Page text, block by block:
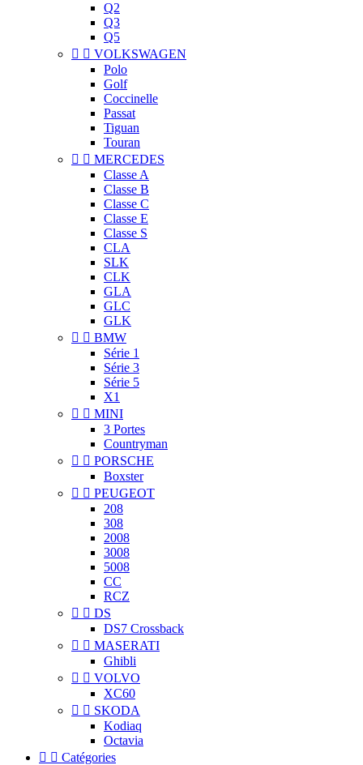
Q2
Q3
Q5
  VOLKSWAGEN
Polo
Golf
Coccinelle
Passat
Tiguan
Touran
  MERCEDES
Classe A
Classe B
Classe C
Classe E
Classe S
CLA
SLK
CLK
GLA
GLC
GLK
  BMW
Série 1
Série 3
Série 5
X1
  MINI
3 Portes
Countryman
  PORSCHE
Boxster
  PEUGEOT
208
308
2008
3008
5008
CC
RCZ
  DS
DS7 Crossback
  MASERATI
Ghibli
  VOLVO
XC60
  SKODA
Kodiaq
Octavia
  Catégories